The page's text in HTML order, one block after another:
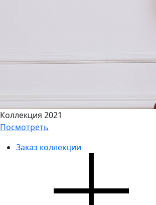
Коллекция 2021
Посмотреть
Заказ коллекции